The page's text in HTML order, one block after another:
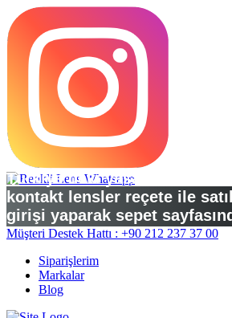
Türkiye’deki yasal
kontakt lensler reçete ile
girişi yaparak sepet
yükleyebilirsiniz.
Müşteri Destek Hattı : +90 212 237 37 00
Siparişlerim
Markalar
Blog